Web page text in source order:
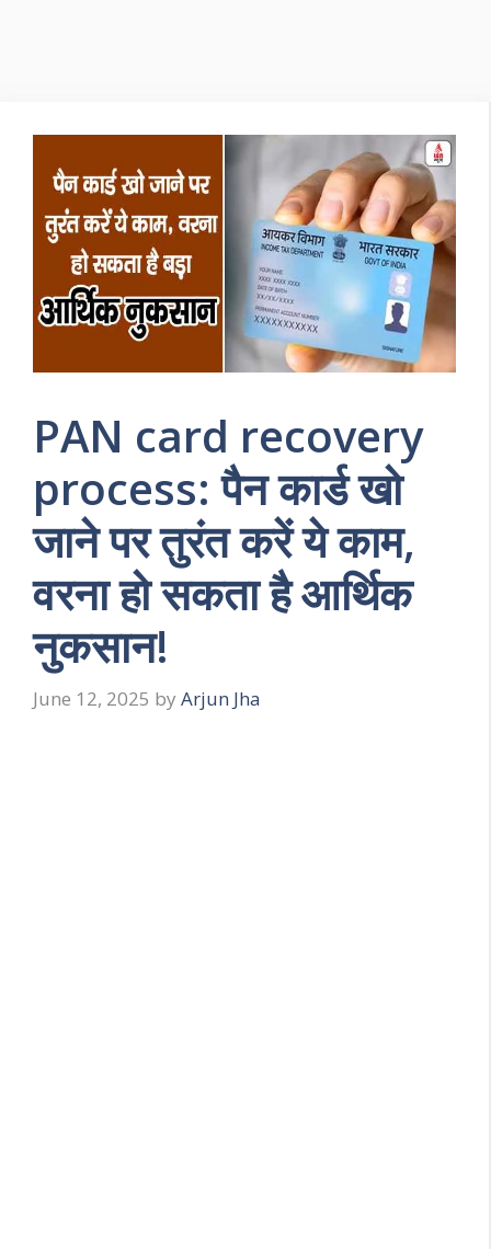
PAN card recovery
process: पैन कार्ड खो
जाने पर तुरंत करें ये काम,
वरना हो सकता है आर्थिक
नुकसान!
June 12, 2025 by Arjun Jha